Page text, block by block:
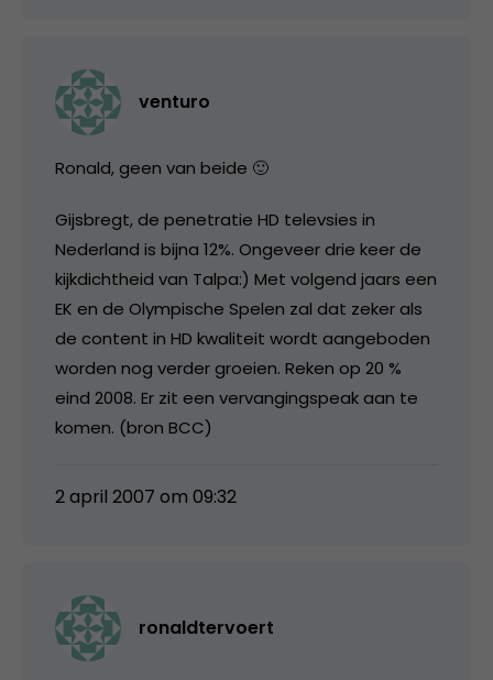
venturo
Ronald, geen van beide 🙂
Gijsbregt, de penetratie HD televsies in
Nederland is bijna 12%. Ongeveer drie keer de
kijkdichtheid van Talpa:) Met volgend jaars een
EK en de Olympische Spelen zal dat zeker als
de content in HD kwaliteit wordt aangeboden
worden nog verder groeien. Reken op 20 %
eind 2008. Er zit een vervangingspeak aan te
komen. (bron BCC)
2 april 2007 om 09:32
ronaldtervoert